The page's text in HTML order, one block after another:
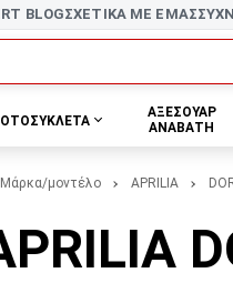
BLOGΣΧΕΤΙΚΑ ΜΕ ΕΜΑΣ
ΑΞΕΣΟΥΑΡ
ΑΝΑΒΑΤΗ
Μάρκα/μοντέλο APRILIA